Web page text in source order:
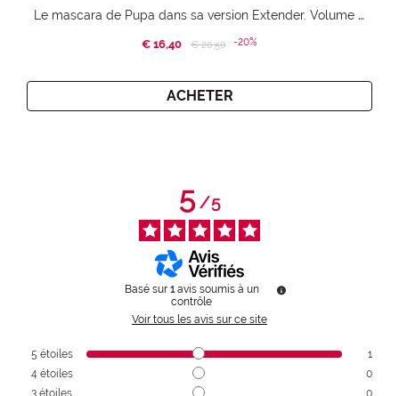
Le mascara de Pupa dans sa version Extender. Volume extension 3D. Des cils amplifiés et liftés à l’infini.
€ 16,40 Price reduced from
€ 20,50to-20%
ACHETER
5/5
Basé sur 1 avis soumis à un
contrôle
Voir tous les avis sur ce site
5 étoiles
1
4 étoiles
0
3 étoiles
0